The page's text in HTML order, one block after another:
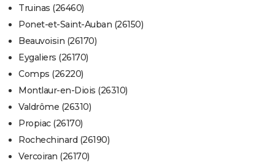
Truinas (26460)
Ponet-et-Saint-Auban (26150)
Beauvoisin (26170)
Eygaliers (26170)
Comps (26220)
Montlaur-en-Diois (26310)
Valdrôme (26310)
Propiac (26170)
Rochechinard (26190)
Vercoiran (26170)